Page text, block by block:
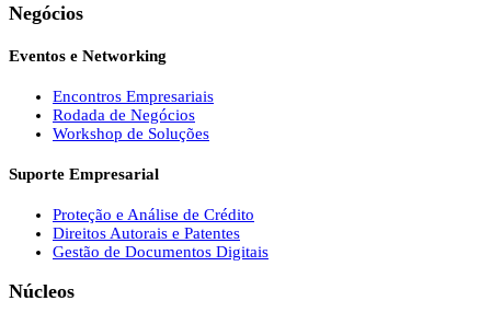
Negócios
Eventos e Networking
Encontros Empresariais
Rodada de Negócios
Workshop de Soluções
Suporte Empresarial
Proteção e Análise de Crédito
Direitos Autorais e Patentes
Gestão de Documentos Digitais
Núcleos